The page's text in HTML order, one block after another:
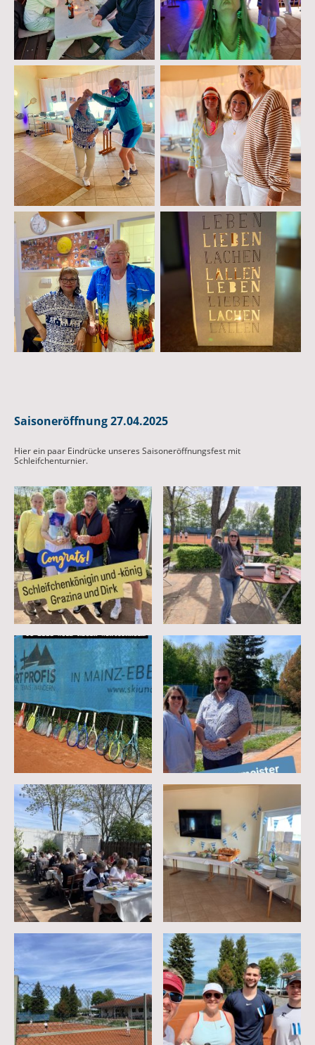
Saisoneröffnung 27.04.2025
Hier ein paar Eindrücke unseres Saisoneröffnungsfest mit
Schleifchenturnier.